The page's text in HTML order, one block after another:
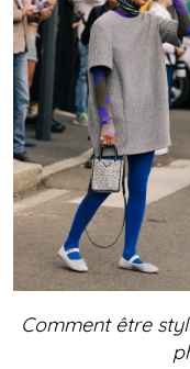
Comment être